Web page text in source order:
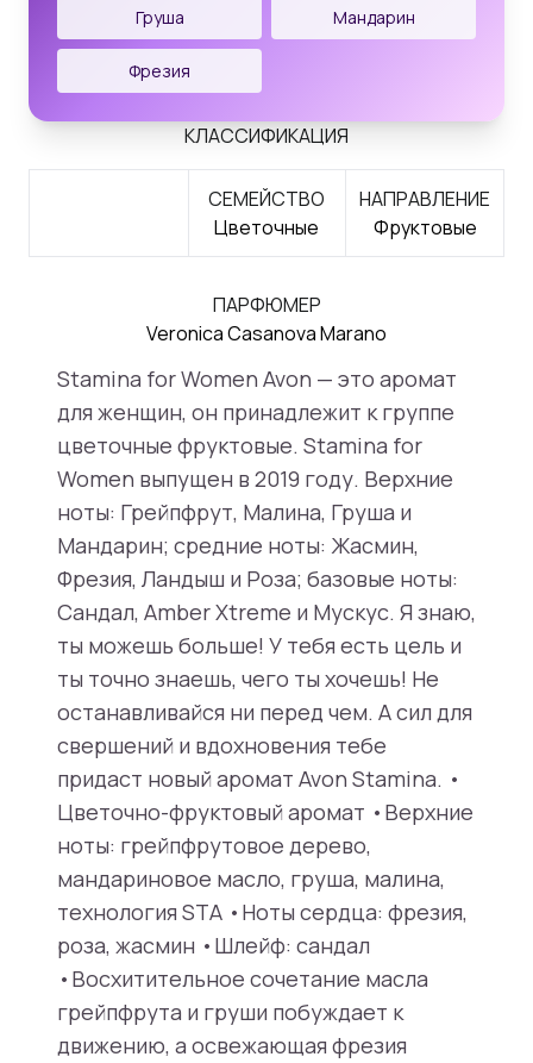
Груша Мандарин
Фрезия
КЛАССИФИКАЦИЯ
СЕМЕЙСТВО
Цветочные
НАПРАВЛЕНИЕ
Фруктовые
ПАРФЮМЕР
Veronica Casanova Marano
Stamina for Women Avon — это аромат
для женщин, он принадлежит к группе
цветочные фруктовые. Stamina for
Women выпущен в 2019 году. Верхние
ноты: Грейпфрут, Малина, Груша и
Мандарин; средние ноты: Жасмин,
Фрезия, Ландыш и Роза; базовые ноты:
Сандал, Amber Xtreme и Мускус. Я знаю,
ты можешь больше! У тебя есть цель и
ты точно знаешь, чего ты хочешь! Не
останавливайся ни перед чем. А сил для
свершений и вдохновения тебе
придаст новый аромат Avon Stamina. •
Цветочно-фруктовый аромат •Верхние
ноты: грейпфрутовое дерево,
мандариновое масло, груша, малина,
технология STA •Ноты сердца: фрезия,
роза, жасмин •Шлейф: сандал
•Восхитительное сочетание масла
грейпфрута и груши побуждает к
движению, а освежающая фрезия